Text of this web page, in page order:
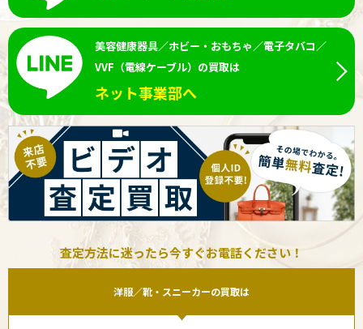
美容健康器具／ホビー・おもちゃ／電子タバコ／
VVF（電線ケーブル）の買取は
ネット事業部へ
査定方法に迷ったら今すぐお電話ください！
洋服／靴・スニーカーの買取は